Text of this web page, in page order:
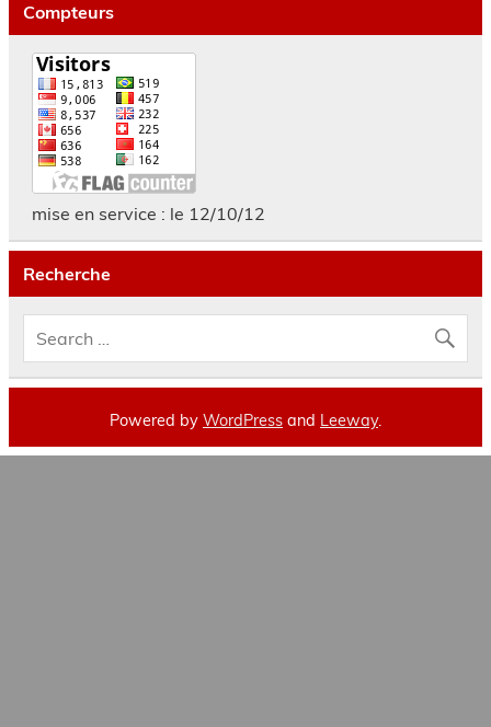
Compteurs
mise en service : le 12/10/12
Recherche
Powered by WordPress and Leeway.